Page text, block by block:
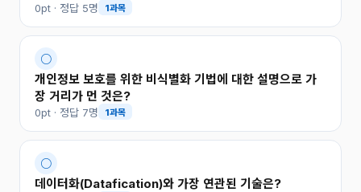
0pt · 정답 5명 1과목
○
개인정보 보호를 위한 비식별화 기법에 대한 설명으로 가
장 거리가 먼 것은?
0pt · 정답 7명 1과목
○
데이터화(Datafication)와 가장 연관된 기술은?